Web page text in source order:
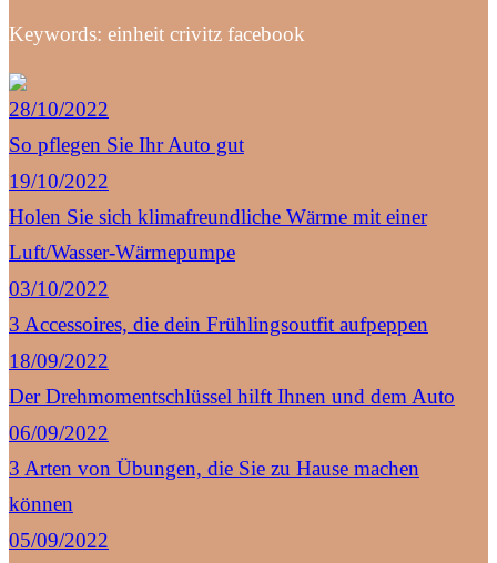
Keywords: einheit crivitz facebook
28/10/2022
So pflegen Sie Ihr Auto gut
19/10/2022
Holen Sie sich klimafreundliche Wärme mit einer
Luft/Wasser-Wärmepumpe
03/10/2022
3 Accessoires, die dein Frühlingsoutfit aufpeppen
18/09/2022
Der Drehmomentschlüssel hilft Ihnen und dem Auto
06/09/2022
3 Arten von Übungen, die Sie zu Hause machen
können
05/09/2022